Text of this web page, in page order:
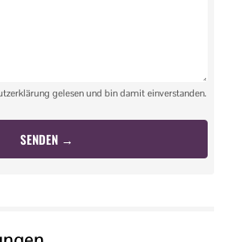
gelesen und bin damit einverstanden.